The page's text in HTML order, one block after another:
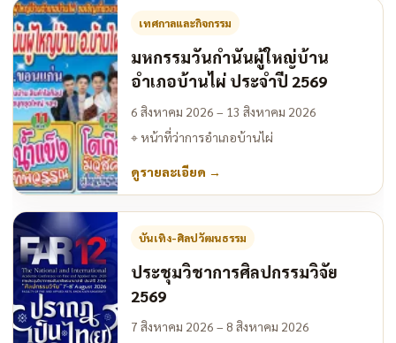
เทศกาลและกิจกรรม
มหกรรมวันกำนันผู้ใหญ่บ้าน
อำเภอบ้านไผ่ ประจำปี 2569
6 สิงหาคม 2026 – 13 สิงหาคม 2026
⌖ หน้าที่ว่าการอำเภอบ้านไผ่
ดูรายละเอียด →
บันเทิง-ศิลปวัฒนธรรม
ประชุมวิชาการศิลปกรรมวิจัย
2569
7 สิงหาคม 2026 – 8 สิงหาคม 2026